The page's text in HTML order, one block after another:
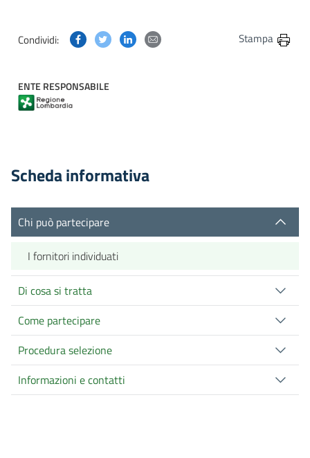
Condividi: Condividi questa pagina su Facebook
Condividi questa pagina su Twitter
Condividi questa pagina su Linkedin
Condividi questa pagina via
Stampa
ENTE RESPONSABILE
Scheda informativa
Chi può partecipare
I fornitori individuati
Di cosa si tratta
Come partecipare
Procedura selezione
Informazioni e contatti